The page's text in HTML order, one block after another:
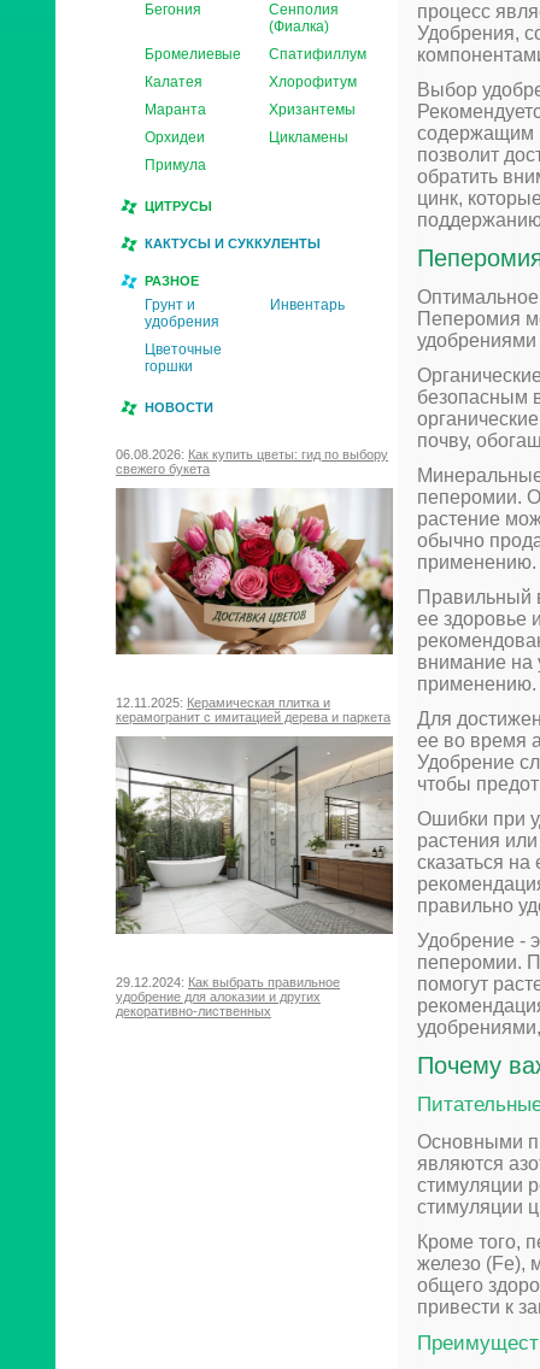
Бегония
Сенполия
(Фиалка)
Бромелиевые
Спатифиллум
Калатея
Хлорофитум
Маранта
Хризантемы
Орхидеи
Цикламены
Примула
ЦИТРУСЫ
КАКТУСЫ И СУККУЛЕНТЫ
РАЗНОЕ
Грунт и
удобрения
Инвентарь
Цветочные
горшки
НОВОСТИ
06.08.2026: Как купить цветы: гид по выбору
свежего букета
12.11.2025: Керамическая плитка и
керамогранит с имитацией дерева и паркета
29.12.2024: Как выбрать правильное
удобрение для алоказии и других
декоративно-лиственных
процесс
Удобрения,
Выбор
содержащим
позволит
обратить
цинк,
Оптимальное
Пеперомия
удобрениями
безопасным
почву,
пеперомии.
растение
обычно
применению.
Правильный
ее здоровье
внимание на
применению.
Для
ее во время
Удобрение
чтобы
Ошибки при
растения
сказаться
правильно
Удобрение -
пеперомии.
помогут
Почему
Основными
являются
стимуляции
стимуляции
Кроме того,
железо (Fe),
общего
привести к